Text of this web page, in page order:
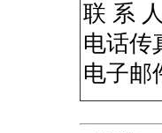
联 系
电话传
电子邮